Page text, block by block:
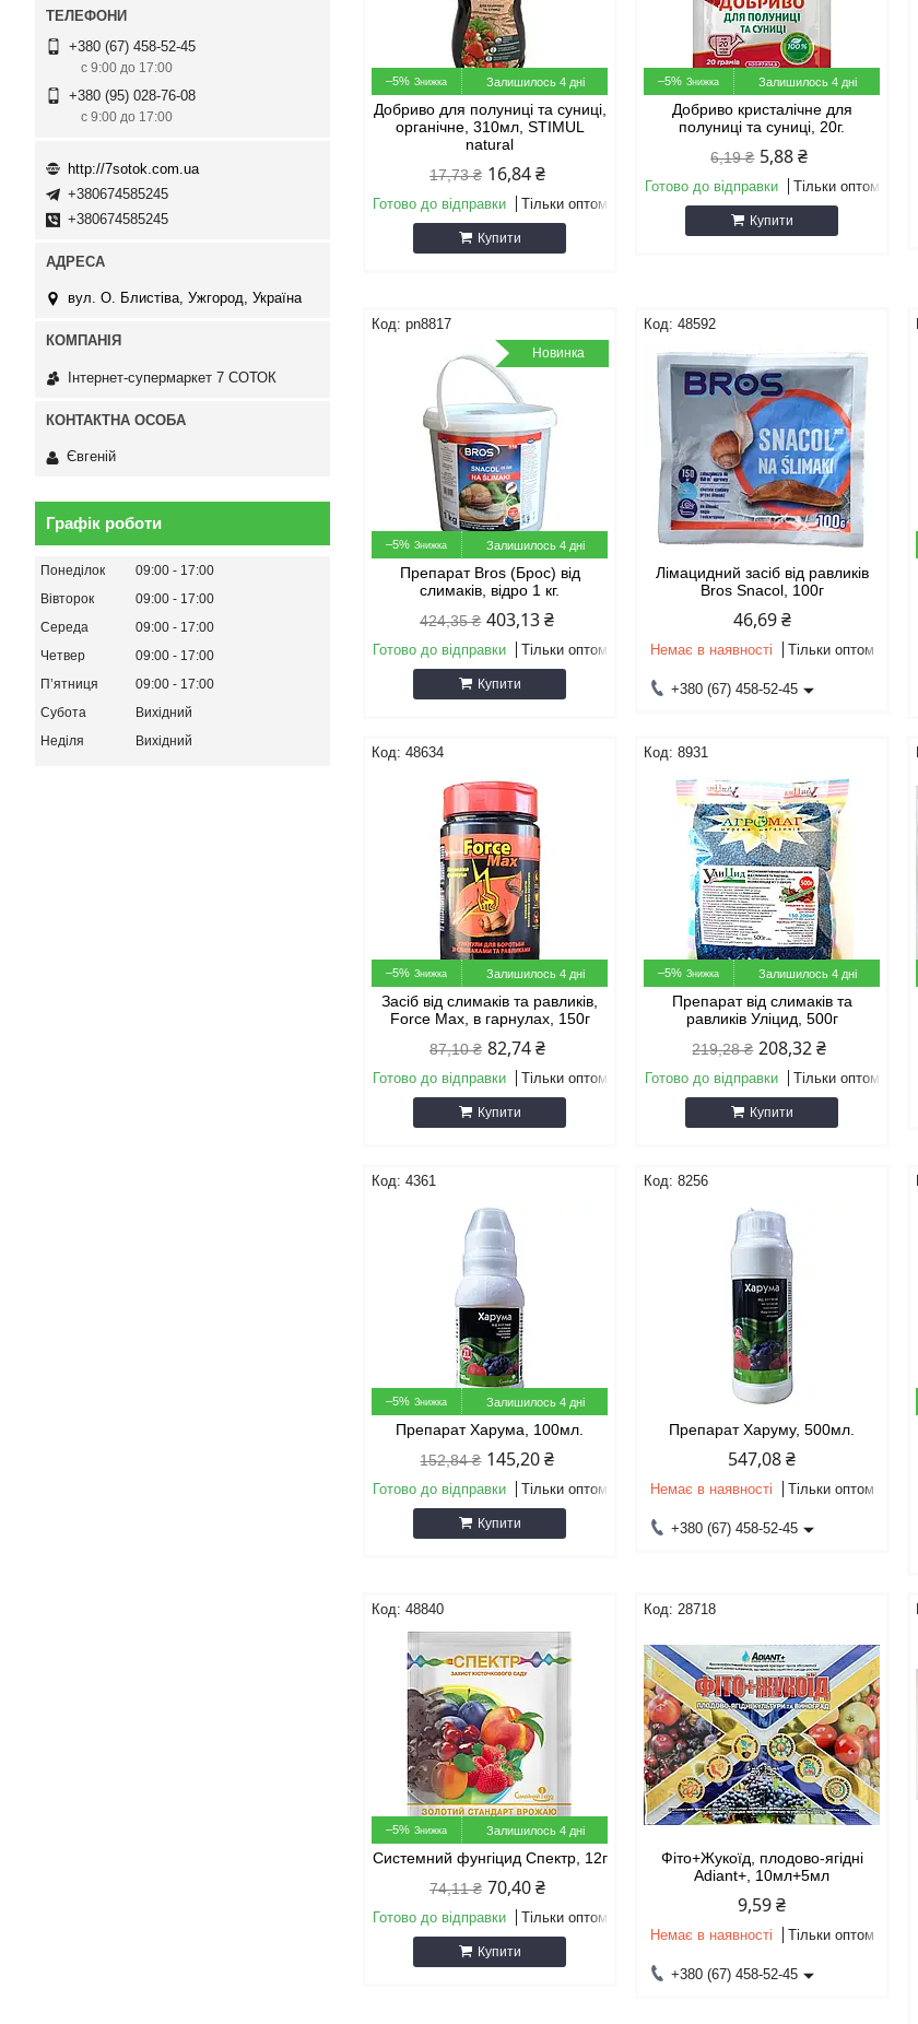
–5% Залишилось 4 дні
Добриво для полуниці та суниці,
органічне, 310мл, STIMUL
natural
17,73 ₴ 16,84 ₴
Готово до відправки Тільки оптом
Купити
–5% Залишилось 4 дні
Добриво кристалічне для
полуниці та суниці, 20г.
6,19 ₴ 5,88 ₴
Готово до відправки Тільки оптом
Купити
pn8817
Новинка
–5% Залишилось 4 дні
Препарат Bros (Брос) від
слимаків, відро 1 кг.
424,35 ₴ 403,13 ₴
Готово до відправки Тільки оптом
Купити
48592
Лімацидний засіб від равликів
Bros Snacol, 100г
46,69 ₴
Немає в наявності Тільки оптом
+380 (67) 458-52-45
48634
–5% Залишилось 4 дні
Засіб від слимаків та равликів,
Force Max, в гарнулах, 150г
87,10 ₴ 82,74 ₴
Готово до відправки Тільки оптом
Купити
8931
–5% Залишилось 4 дні
Препарат від слимаків та
равликів Уліцид, 500г
219,28 ₴ 208,32 ₴
Готово до відправки Тільки оптом
Купити
4361
–5% Залишилось 4 дні
Препарат Харума, 100мл.
152,84 ₴ 145,20 ₴
Готово до відправки Тільки оптом
Купити
8256
Препарат Харуму, 500мл.
547,08 ₴
Немає в наявності Тільки оптом
+380 (67) 458-52-45
48840
–5% Залишилось 4 дні
Системний фунгіцид Спектр, 12г
74,11 ₴ 70,40 ₴
Готово до відправки Тільки оптом
Купити
28718
Фіто+Жукоїд, плодово-ягідні
Adiant+, 10мл+5мл
9,59 ₴
Немає в наявності Тільки оптом
+380 (67) 458-52-45
+380 (67) 458-52-45
с 9:00 до 17:00
+380 (95) 028-76-08
с 9:00 до 17:00
http://7sotok.com.ua
+380674585245
+380674585245
вул. О. Блистіва, Ужгород, Україна
Інтернет-супермаркет 7 СОТОК
Євгеній
Графік роботи
Понеділок 09:00
17:00
Вівторок
09:00
17:00
Середа
09:00
17:00
Четвер
09:00
17:00
Пʼятниця
09:00
17:00
Субота
Вихідний
Неділя
Вихідний